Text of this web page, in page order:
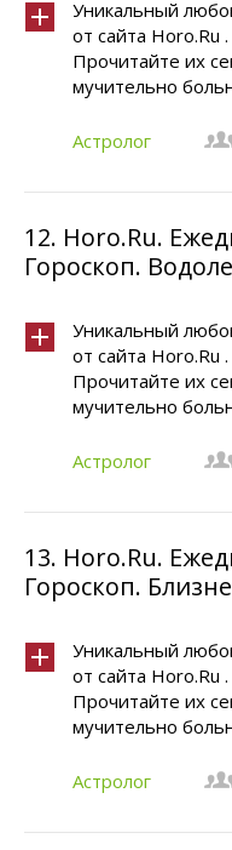
Уникальный
от сайта Horo.Ru
Прочитайте их
мучительно
Астролог
12. Horo.Ru.
Гороскоп.
Уникальный
от сайта Horo.Ru
Прочитайте их
мучительно
Астролог
13. Horo.Ru.
Гороскоп.
Уникальный
от сайта Horo.Ru
Прочитайте их
мучительно
Астролог